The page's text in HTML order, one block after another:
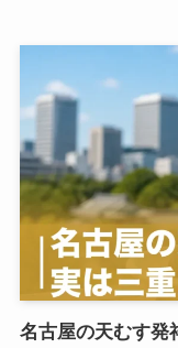
名古屋の天むす発